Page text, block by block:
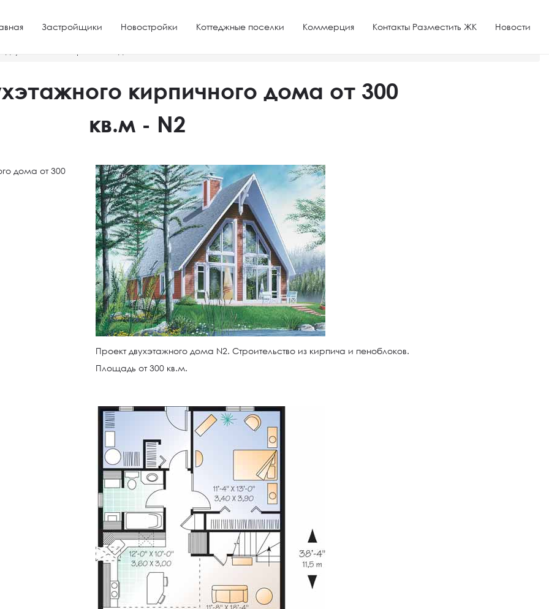
Застройщики Новостройки Коттеджные поселки Коммерция Контакты Разместить ЖК Новости
кирпичного дома от 300
кв.м - N2
Проект двухэтажного дома N2. Строительство из кирпича и пеноблоков.
Площадь от 300 кв.м.